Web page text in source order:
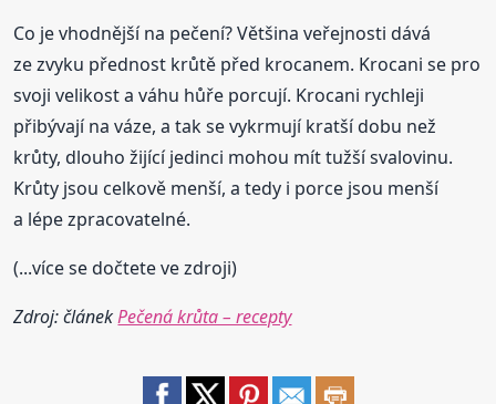
Co je vhodnější na pečení? Většina veřejnosti dává
ze zvyku přednost krůtě před krocanem. Krocani se pro
svoji velikost a váhu hůře porcují. Krocani rychleji
přibývají na váze, a tak se vykrmují kratší dobu než
krůty, dlouho žijící jedinci mohou mít tužší svalovinu.
Krůty jsou celkově menší, a tedy i porce jsou menší
a lépe zpracovatelné.
(...více se dočtete ve zdroji)
Zdroj: článekPečená krůta – recepty